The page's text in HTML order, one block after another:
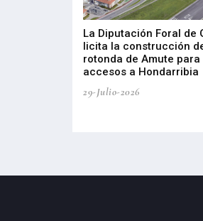
La Diputación Foral de
licita la construcción
rotonda de Amute
accesos a Hondarribia
29-Julio-2026